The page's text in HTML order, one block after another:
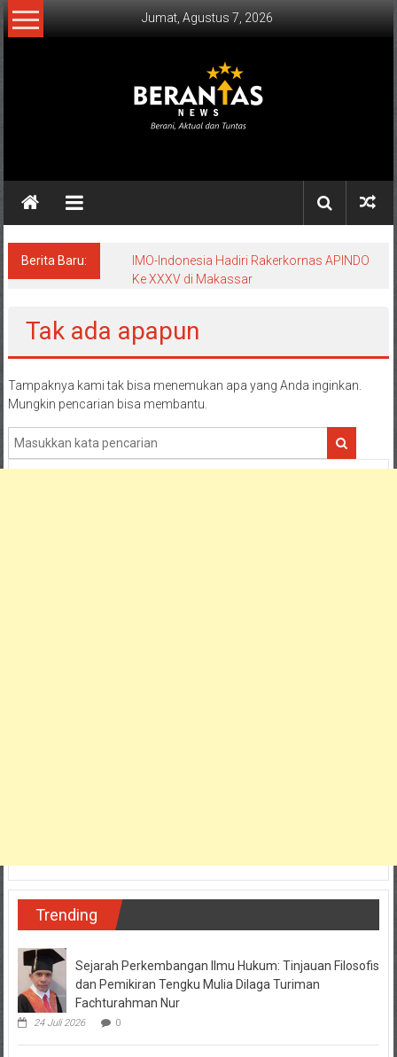
Lompat
ke
Jumat, Agustus 7, 2026
NEWS
Aktual
Tuntas.
Berita Baru:
IMO-Indonesia Hadiri Rakerkornas APINDO
Ke XXXV di Makassar
Tak ada apapun
Tampaknya kami tak bisa menemukan apa yang Anda inginkan.
Mungkin pencarian bisa membantu.
Trending
Sejarah Perkembangan Ilmu Hukum: Tinjauan Filosofis
dan Pemikiran Tengku Mulia Dilaga Turiman
Fachturahman Nur
24 Juli 2026 0